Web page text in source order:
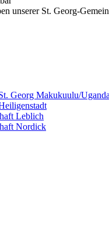
unserer St. Georg-
Georg Makukuulu/Uganda
Leblich
Nordick